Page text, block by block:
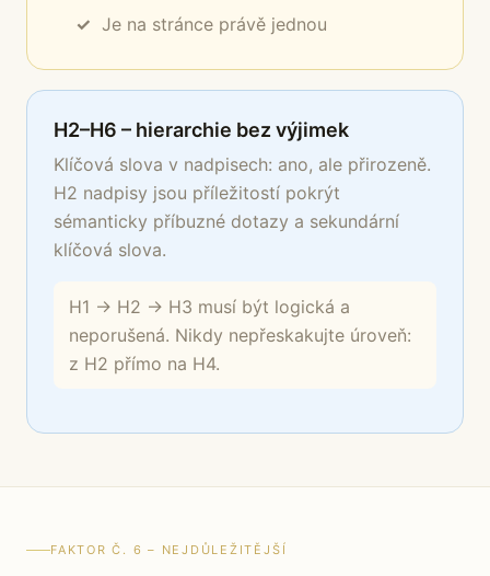
Je na stránce právě jednou
H2–H6 – hierarchie bez výjimek
Klíčová slova v nadpisech: ano, ale přirozeně.
H2 nadpisy jsou příležitostí pokrýt
sémanticky příbuzné dotazy a sekundární
klíčová slova.
H1 → H2 → H3 musí být logická a
neporušená. Nikdy nepřeskakujte úroveň:
z H2 přímo na H4.
FAKTOR Č. 6 – NEJDŮLEŽITĚJŠÍ